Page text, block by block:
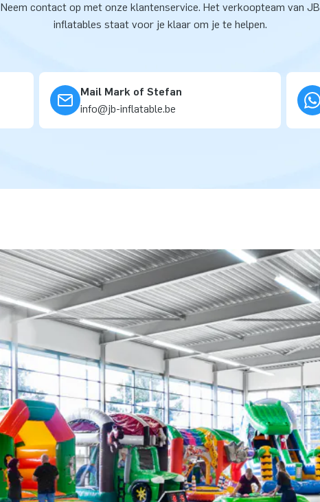
Neem contact op met onze klantenservice. Het verkoopteam van JB
inflatables staat voor je klaar om je te helpen.
Mail Mark of Stefan
info@jb-inflatable.be